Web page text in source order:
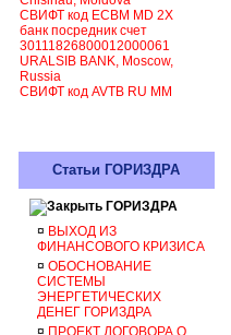
СВИФТ код ECBM MD 2X
банк посредник счет
30111826800012000061
URALSIB BANK, Moscow,
Russia
СВИФТ код AVTB RU MM
Статьи ГОРИЗДРА
ГОРИЗДРА
¤ ВЫХОД ИЗ
ФИНАНСОВОГО КРИЗИСА
¤ ОБОСНОВАНИЕ
СИСТЕМЫ
ЭНЕРГЕТИЧЕСКИХ
ДЕНЕГ ГОРИЗДРА
¤ ПРОЕКТ ДОГОВОРА О